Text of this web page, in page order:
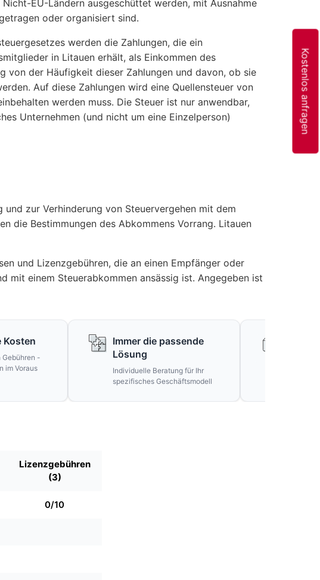
Kostenlos anfragen
EU-Ländern ausgeschüttet werden, mit Ausnahme
oder organisiert sind.
werden die Zahlungen, die ein
in Litauen erhält, als Einkommen des
von der Häufigkeit dieser Zahlungen und davon, ob sie
Auf diese Zahlungen wird eine Quellensteuer von
werden muss. Die Steuer ist nur anwendbar,
Unternehmen (und nicht um eine Einzelperson)
zur Verhinderung von Steuervergehen mit dem
die Bestimmungen des Abkommens Vorrang. Litauen
und Lizenzgebühren, die an einen Empfänger oder
mit einem Steuerabkommen ansässig ist. Angegeben ist
Kosten
-
im Voraus
Immer die passende
Lösung
Individuelle Beratung für Ihr
spezifisches Geschäftsmodell
Lizenzgebühren
(3)
0/10